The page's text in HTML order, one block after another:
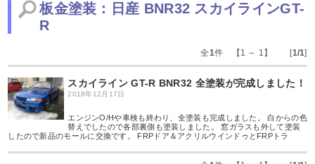
板金塗装：日産 BNR32 スカイラインGT-
R
全1件 【1 ～ 1】 [1/1]
スカイライン GT-R BNR32 全塗装が完成しました！
2018年12月17日
エンジンO/Hや車検も終わり、全塗装も完成しました。 白からの色
替えでしたので各部裏側も塗装しました。 窓ガラスも外して塗装
したので新品のモールに交換です。 FRPドア＆アクリルウインドゥとFRPトラ